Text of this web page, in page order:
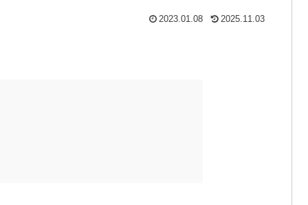
2023.01.08 2025.11.03